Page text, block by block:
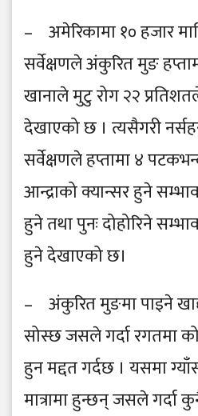
– अमेरिकामा १० हजार
सर्वेक्षणले अंकुरित मुङ
खानाले मुटु रोग २२
देखाएको छ । त्यसैगरी
सर्वेक्षणले हप्तामा ४
आन्द्राको क्यान्सर हुने
हुने तथा पुनः दोहोरिने
हुने देखाएको छ।
– अंकुरित मुङमा पाइने
सोस्छ जसले गर्दा रगतमा
हुन मद्दत गर्दछ । यसमा
मात्रामा हुन्छन् जसले गर्दा